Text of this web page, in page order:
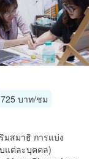
725 บาท/ชม
มสมาธิ การแบ่ง
แต่ละบุคคล)